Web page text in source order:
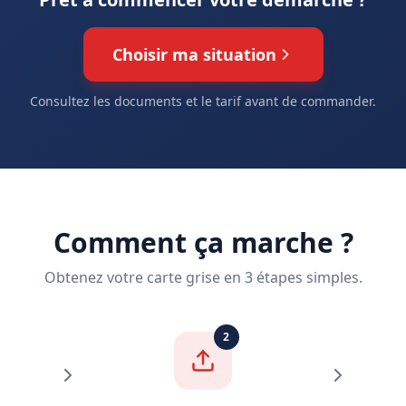
Choisir ma situation
Consultez les documents et le tarif avant de commander.
Comment ça marche ?
Obtenez votre carte grise en 3 étapes simples.
2